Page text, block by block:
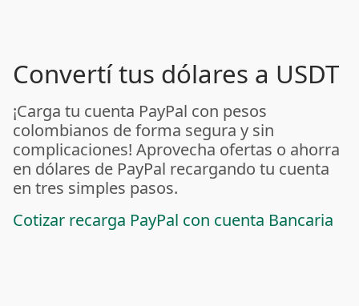
Convertí tus dólares a USDT
¡Carga tu cuenta PayPal con pesos
colombianos de forma segura y sin
complicaciones! Aprovecha ofertas o ahorra
en dólares de PayPal recargando tu cuenta
en tres simples pasos.
Cotizar recarga PayPal con cuenta Bancaria